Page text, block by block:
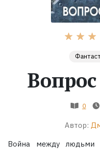
Экранизации
0
Автор:
Война между людьми